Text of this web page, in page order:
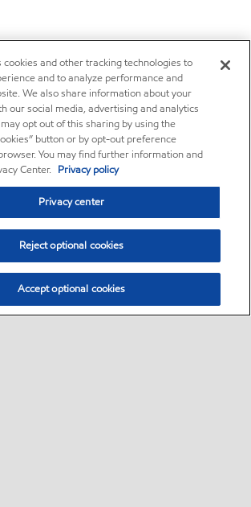
cookies and other tracking technologies to
and to analyze performance and
We also share information about your
our social media, advertising and analytics
opt out of this sharing by using the
button or by opt-out preference
You may find further information and
Center. Privacy policy
Privacy center
Reject optional cookies
Accept optional cookies